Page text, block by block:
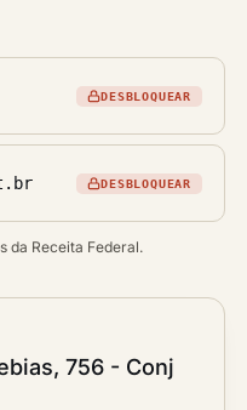
DESBLOQUEAR
DESBLOQUEAR
da Receita Federal.
756 - Conj